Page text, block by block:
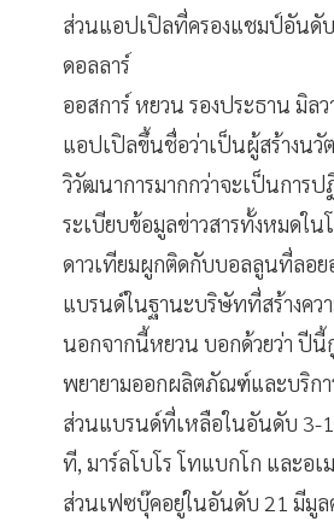
ส่วนแอปเปิลที่ครองแชมป์อันดั
ดอลลาร์
ออสการ์ หยวน รองประธาน มิ
แอปเปิลขึ้นชื่อว่าเป็นผู้สร้างนวั
วิวัฒนาการมากกว่าจะเป็นการ
ระเบียบข้อมูลข่าวสารทั้งหมดใ
ดาวเทียมผูกติดกับบอลลูนที่ลอ
แบรนด์ในฐานะบริษัทที่สร้างคว
นอกจากนี้หยวน บอกด้วยว่า ปีนี้
พยายามออกผลิตภัณฑ์และบริกา
ส่วนแบรนด์ที่เหลือในอันดับ 3-
ที, มาร์ลโบโร โทแบกโก และอเ
ส่วนเฟซบุ๊คอยู่ในอันดับ 21 มีมู